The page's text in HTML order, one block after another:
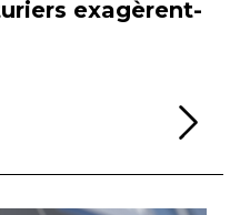
exagèrent-